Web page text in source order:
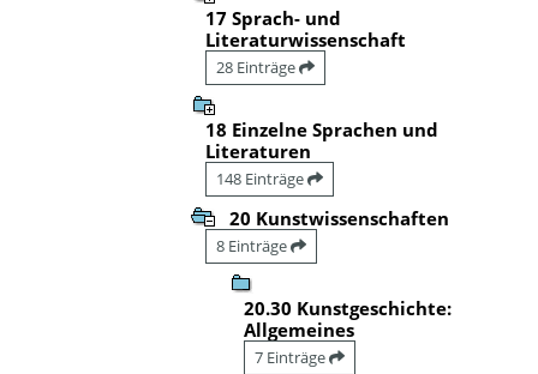
17 Sprach- und
Literaturwissenschaft
28 Einträge
18 Einzelne Sprachen und
Literaturen
148 Einträge
20 Kunstwissenschaften
8 Einträge
20.30 Kunstgeschichte:
Allgemeines
7 Einträge